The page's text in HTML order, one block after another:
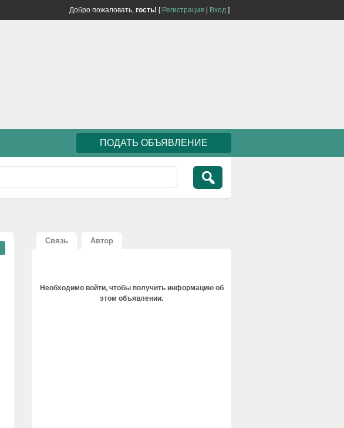
Добро пожаловать, гость! [ Регистрация Вход ]
ПОДАТЬ ОБЪЯВЛЕНИЕ
Связь Автор
Необходимо войти, чтобы получить информацию об
этом объявлении.